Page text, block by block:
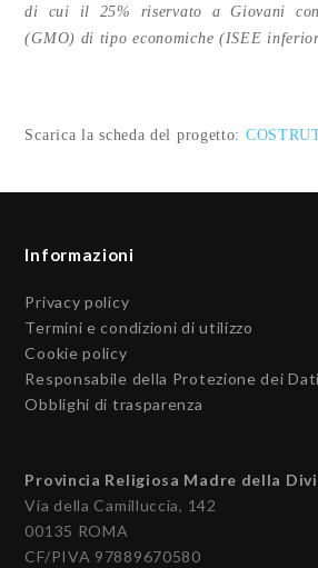
di cui il 25% riservato a Giovani
(GMO) di tipo economiche (ISEE
Scarica la scheda del progetto:
Informazioni
Privacy policy
Termini e condizioni di utilizzo
Cookie policy
Responsabile della Protezione dei Dati
Obblighi di trasparenza
Provincia Religiosa Madre della
Via della Camilluccia, 142
00135 ROMA
CF/PIVA 97889670580